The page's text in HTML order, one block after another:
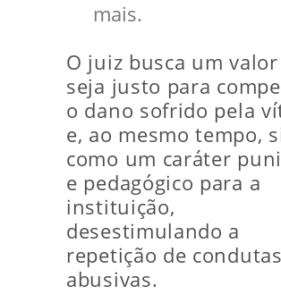
mais.
O juiz busca um
seja justo para
o dano sofrido pela
e, ao mesmo tempo,
como um caráter
e pedagógico para a
instituição,
desestimulando a
repetição de condutas
abusivas.